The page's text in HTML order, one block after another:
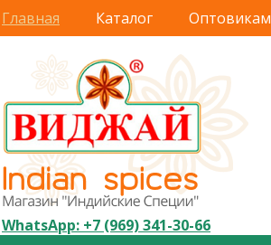
Главная Каталог Оптовикам
WhatsApp: +7 (969) 341-30-66